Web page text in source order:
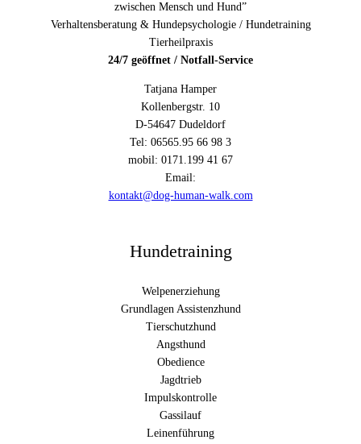
zwischen Mensch und Hund”
Verhaltensberatung & Hundepsychologie / Hundetraining
Tierheilpraxis
24/7 geöffnet / Notfall-Service
Tatjana Hamper
Kollenbergstr. 10
D-54647 Dudeldorf
Tel: 06565.95 66 98 3
mobil: 0171.199 41 67
Email:
kontakt@dog-human-walk.com
Hundetraining
Welpenerziehung
Grundlagen Assistenzhund
Tierschutzhund
Angsthund
Obedience
Jagdtrieb
Impulskontrolle
Gassilauf
Leinenführung